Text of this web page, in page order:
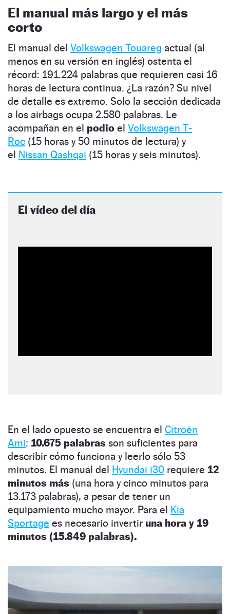
El manual más largo y el más
corto
El manual del Volkswagen Touareg actual (al
menos en su versión en inglés) ostenta el
récord: 191.224 palabras que requieren casi 16
horas de lectura continua. ¿La razón? Su nivel
de detalle es extremo. Solo la sección dedicada
a los airbags ocupa 2.580 palabras. Le
acompañan en el podio el Volkswagen T-
Roc (15 horas y 50 minutos de lectura) y
el Nissan Qashqai (15 horas y seis minutos).
El vídeo del día
En el lado opuesto se encuentra el Citroën
Ami: 10.675 palabras son suficientes para
describir cómo funciona y leerlo sólo 53
minutos. El manual del Hyundai i30 requiere 12
minutos más (una hora y cinco minutos para
13.173 palabras), a pesar de tener un
equipamiento mucho mayor. Para el Kia
Sportage es necesario invertir una hora y 19
minutos (15.849 palabras).